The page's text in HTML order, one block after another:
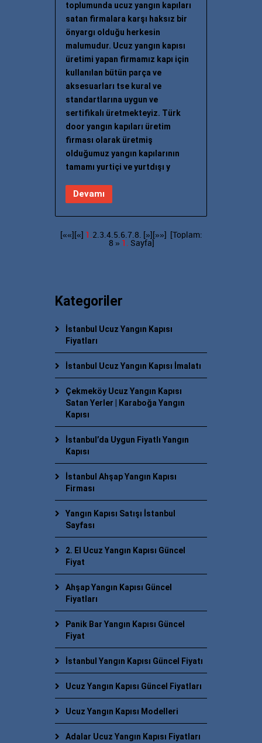
toplumunda ucuz yangın kapıları
satan firmalara karşı haksız bir
önyargı olduğu herkesin
malumudur. Ucuz yangın kapısı
üretimi yapan firmamız kapı için
kullanılan bütün parça ve
aksesuarları tse kural ve
standartlarına uygun ve
sertifikalı üretmekteyiz. Türk
door yangın kapıları üretim
firması olarak üretmiş
olduğumuz yangın kapılarının
tamamı yurtiçi ve yurtdışı y
Devamı
[««][«] 1.2.3.4.5.6.7.8. [»] [»»]
[Toplam:
8 » 1. Sayfa]
Kategoriler
İstanbul Ucuz Yangın Kapısı
Fiyatları
İstanbul Ucuz Yangın Kapısı İmalatı
Çekmeköy Ucuz Yangın Kapısı
Satan Yerler | Karaboğa Yangın
Kapısı
İstanbul’da Uygun Fiyatlı Yangın
Kapısı
İstanbul Ahşap Yangın Kapısı
Firması
Yangın Kapısı Satışı İstanbul
Sayfası
2. El Ucuz Yangın Kapısı Güncel
Fiyat
Ahşap Yangın Kapısı Güncel
Fiyatları
Panik Bar Yangın Kapısı Güncel
Fiyat
İstanbul Yangın Kapısı Güncel Fiyatı
Ucuz Yangın Kapısı Güncel Fiyatları
Ucuz Yangın Kapısı Modelleri
Adalar Ucuz Yangın Kapısı Fiyatları